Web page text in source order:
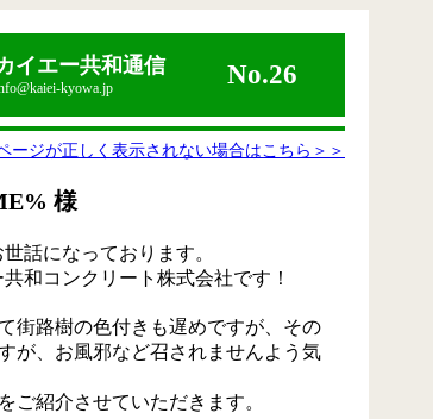
イエー共和通信
kyowa.jp No.26
ージが正しく表⽰されない場合はこちら＞＞
様
話になっております。
共和コンクリート株式会社です！
街路樹の色付きも遅めですが、その
が、お風邪など召されませんよう気
ご紹介させていただきます。